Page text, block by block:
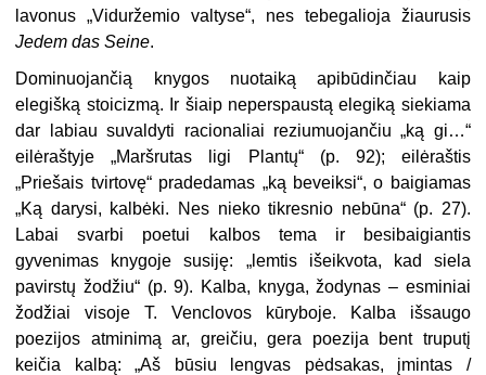
lavonus „Viduržemio valtyse“, nes tebegalioja žiaurusis
Jedem das Seine.
Dominuojančią knygos nuotaiką apibūdinčiau kaip
elegišką stoicizmą. Ir šiaip neperspaustą elegiką siekiama
dar labiau suvaldyti racionaliai reziumuojančiu „ką gi…“
eilėraštyje „Maršrutas ligi Plantų“ (p. 92); eilėraštis
„Priešais tvirtovę“ pradedamas „ką beveiksi“, o baigiamas
„Ką darysi, kalbėki. Nes nieko tikresnio nebūna“ (p. 27).
Labai svarbi poetui kalbos tema ir besibaigiantis
gyvenimas knygoje susiję: „lemtis išeikvota, kad siela
pavirstų žodžiu“ (p. 9). Kalba, knyga, žodynas – esminiai
žodžiai visoje T. Venclovos kūryboje. Kalba išsaugo
poezijos atminimą ar, greičiu, gera poezija bent truputį
keičia kalbą: „Aš būsiu lengvas pėdsakas, įmintas /